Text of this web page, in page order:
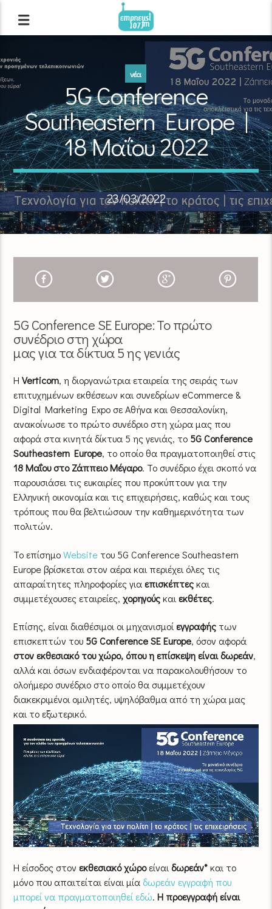
νέα
5G Conference
Southeastern Europe |
18 Μαΐου 2022
23/03/2022
5G Conference SΕ Europe: Το πρώτο
συνέδριο στη χώρα
μας για τα δίκτυα 5 ης γενιάς
ΗVerticom, η διοργανώτρια εταιρεία της σειράς των
επιτυχημένων εκθέσεων και συνεδρίων eCommerce &
Digital Marketing Expo σε Αθήνα και Θεσσαλονίκη,
ανακοίνωσε το πρώτο συνέδριο στη χώρα μας που
αφορά στα κινητά δίκτυα 5 ης γενιάς, το 5G Conference
Southeastern Europe, το οποίο θα πραγματοποιηθεί στις
18 Μαΐου στο Ζάππειο Μέγαρο. Το συνέδριο έχει σκοπό να
παρουσιάσει τις ευκαιρίες που προκύπτουν για την
Ελληνική οικονομία και τις επιχειρήσεις, καθώς και τους
τρόπους που θα βελτιώσουν την καθημερινότητα των
πολιτών.
Το επίσημοWebsite του 5G Conference Southeastern
Europe βρίσκεται στον αέρα και περιέχει όλες τις
απαραίτητες πληροφορίες για επισκέπτεςκαι
συμμετέχουσες εταιρείες,χορηγούςκαι εκθέτες.
Επίσης, είναι διαθέσιμοι οι μηχανισμοί εγγραφής των
επισκεπτών του 5G Conference SΕ Europe, όσον αφορά
στον εκθεσιακό του χώρο, όπου η επίσκεψη είναι δωρεάν,
αλλά και όσων ενδιαφέρονται να παρακολουθήσουν το
ολοήμερο συνέδριο στο οποίο θα συμμετέχουν
διακεκριμένοι ομιλητές, υψηλόβαθμα από τη χώρα μας
και το εξωτερικό.
Η είσοδος στον εκθεσιακό χώροείναι δωρεάν*και το
μόνο που απαιτείται είναι μία δωρεάν εγγραφή που
μπορεί να πραγματοποιηθεί εδώ.Η προεγγραφή είναι